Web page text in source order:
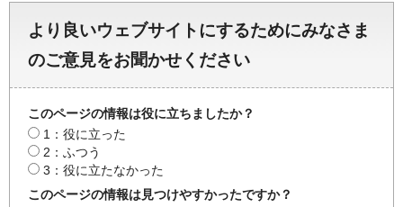
より良いウェブサイトにするためにみなさま
のご意見をお聞かせください
このページの情報は役に立ちましたか？
1：役に立った
2：ふつう
3：役に立たなかった
このページの情報は見つけやすかったですか？